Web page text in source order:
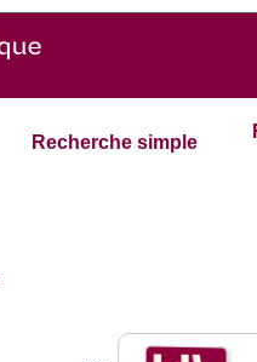
Recherche simple